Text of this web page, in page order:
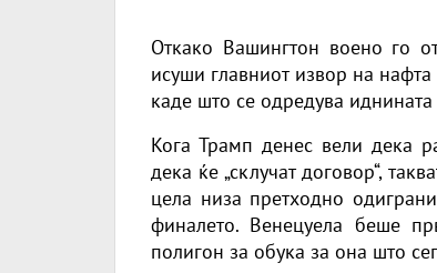
Откако Вашингтон воено го
исуши главниот извор на
каде што се одредува
Кога Трамп денес вели дека
дека ќе „склучат договор“,
цела низа претходно
финалето. Венецуела беше
полигон за обука за она што